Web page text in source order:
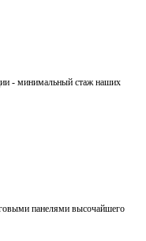
- минимальный стаж наших
панелями высочайшего